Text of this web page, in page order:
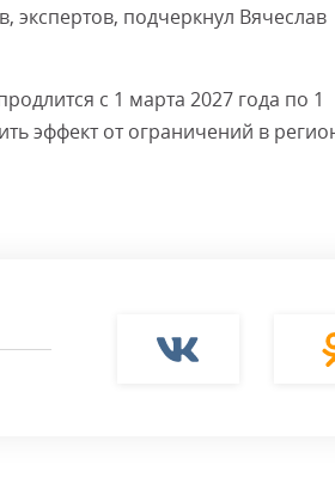
экспертов, подчеркнул Вячеслав
с 1 марта 2027 года по 1
эффект от ограничений в